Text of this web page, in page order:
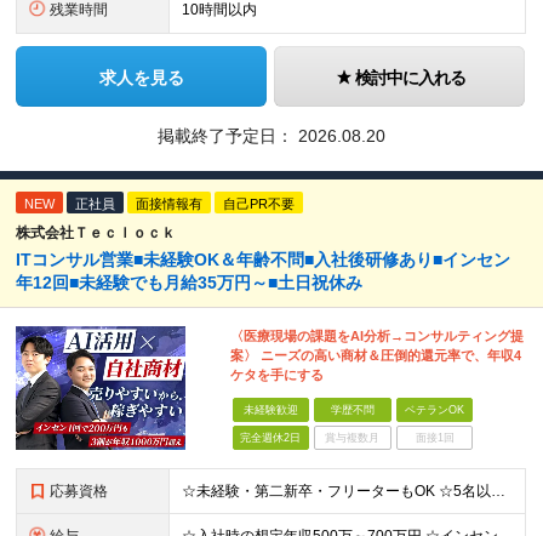
残業時間 10時間以内
求人を見る 検討中に入れる
掲載終了予定日： 2026.08.20
NEW 正社員 面接情報有 自己PR不要
株式会社Ｔｅｃｌｏｃｋ
ITコンサル営業■未経験OK＆年齢不問■入社後研修あり■インセン
年12回■未経験でも月給35万円～■土日祝休み
〈医療現場の課題をAI分析→コンサルティング提
案〉 ニーズの高い商材＆圧倒的還元率で、年収4
ケタを手にする
未経験歓迎 学歴不問 ベテランOK
完全週休2日 賞与複数月 面接1回
応募資格 ☆未経験・第二新卒・フリーターもOK ☆5名以上の積極採用中！ ※学歴不問 ～このような方を歓迎します！～ ■今より生活を1ランクアップさせたい ■年収1000万円を目指したい ■営業スキルを身に付